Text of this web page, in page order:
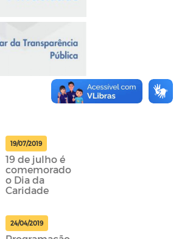
19/07/2019
19 de julho é
comemorado
o Dia da
Caridade
24/04/2019